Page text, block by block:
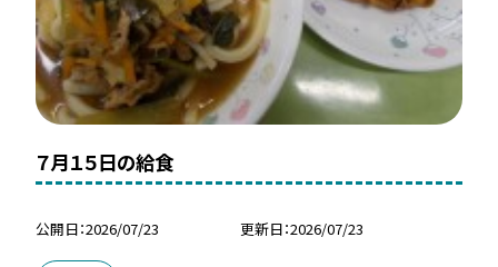
７月１５日の給食
公開日 2026/07/23 更新日 2026/07/23